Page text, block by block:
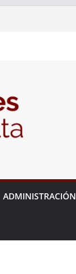
ADMINISTRACIÓN